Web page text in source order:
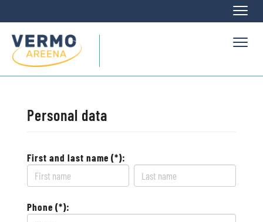
Personal data
First and last name (*):
Phone (*):